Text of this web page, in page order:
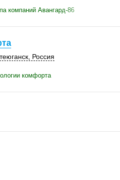
компаний Авангард-86
Россия
комфорта